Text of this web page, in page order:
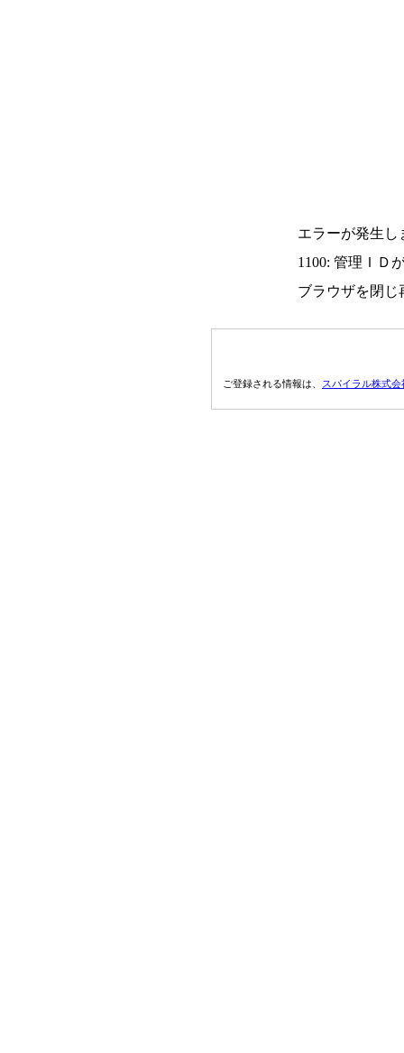
エラーが発生し
1100: 管理ＩＤ
ブラウザを閉じ
ご登録される情報は、 スパイラル株式会